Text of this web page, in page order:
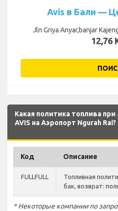
Avis в Бали —
Jln Griya Anyar,banjar
12,76
Какая политика топлива
AVIS на Аэропорт Ngurah Rai?
Код Описание
FULLFULL
Топливная
бак, возврат:
* Некоторые компании по